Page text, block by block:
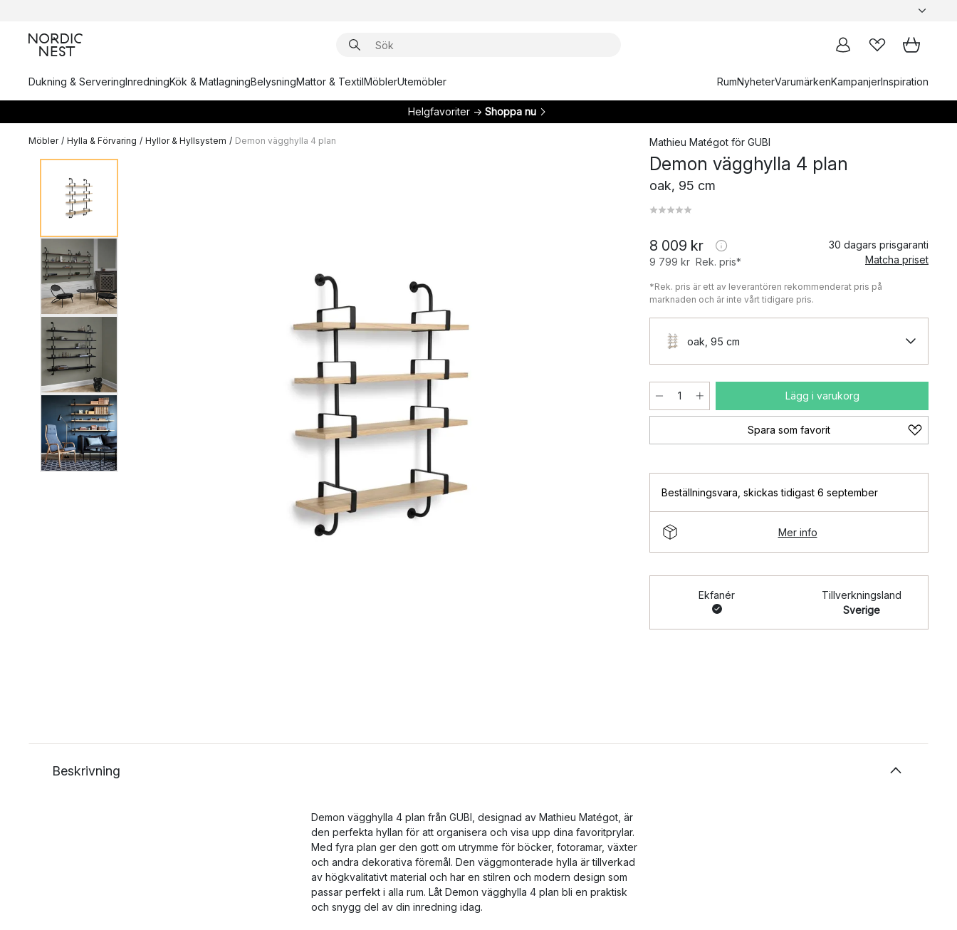
Dukning & ServeringInredningKök & MatlagningBelysningMattor & TextilMöblerUtemöbler RumNyheterVarumärkenKampanjerInspiration
Helgfavoriter → Shoppa nu
Möbler / Hylla & Förvaring / Hyllor & Hyllsystem / Demon vägghylla 4 plan Mathieu Matégot för GUBI
Demon vägghylla 4 plan
oak, 95 cm
8 009 kr
9 799 kr Rek. pris*
30 dagars prisgaranti
Matcha priset
*Rek. pris är ett av leverantören rekommenderat pris på
marknaden och är inte vårt tidigare pris.
oak, 95 cm
Lägg i varukorg
Spara som favorit
Beställningsvara skickas tidigast 6 september
Mer info
Ekfanér
Tillverkningsland
Sverige
Beskrivning
Demon vägghylla 4 plan från GUBI, designad av Mathieu Matégot, är
den perfekta hyllan för att organisera och visa upp dina favoritprylar.
Med fyra plan ger den gott om utrymme för böcker, fotoramar, växter
och andra dekorativa föremål. Den väggmonterade hylla är tillverkad
av högkvalitativt material och har en stilren och modern design som
passar perfekt i alla rum. Låt Demon vägghylla 4 plan bli en praktisk
och snygg del av din inredning idag.